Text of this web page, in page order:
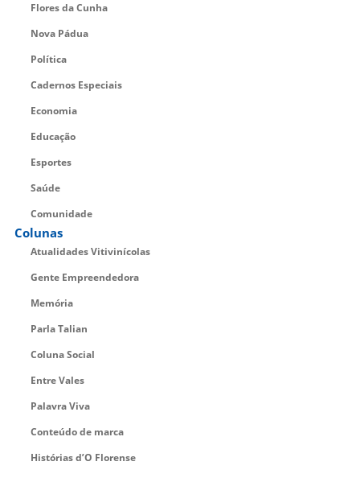
Flores da Cunha
Nova Pádua
Política
Cadernos Especiais
Economia
Educação
Esportes
Saúde
Comunidade
Colunas
Atualidades Vitivinícolas
Gente Empreendedora
Memória
Parla Talian
Coluna Social
Entre Vales
Palavra Viva
Conteúdo de marca
Histórias d’O Florense